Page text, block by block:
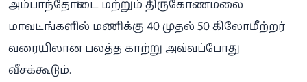
அம்பாந்தோட்டை மற்றும் திருகோணமலை
மாவட்டங்களில் மணிக்கு 40 முதல் 50 கிலோமீற்றர்
வரையிலான பலத்த காற்று அவ்வப்போது
வீசக்கூடும்.